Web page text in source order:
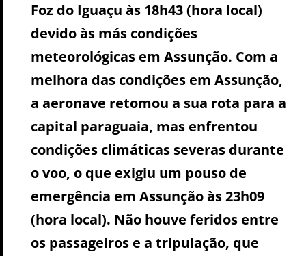
Foz do Iguaçu às 18h43 (hora local)
devido às más condições
meteorológicas em Assunção. Com a
melhora das condições em Assunção,
a aeronave retomou a sua rota para a
capital paraguaia, mas enfrentou
condições climáticas severas durante
o voo, o que exigiu um pouso de
emergência em Assunção às 23h09
(hora local). Não houve feridos entre
os passageiros e a tripulação, que